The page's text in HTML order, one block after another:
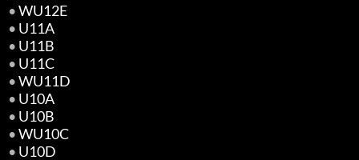
•WU12E
• U11A
• U11B
• U11C
•WU11D
• U10A
• U10B
•WU10C
• U10D